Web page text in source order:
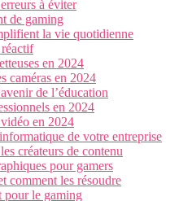
à éviter
de gaming
la vie quotidienne
en 2024
caméras en 2024
de l’éducation
en 2024
en 2024
de votre entreprise
créateurs de contenu
pour gamers
comment les résoudre
pour le gaming